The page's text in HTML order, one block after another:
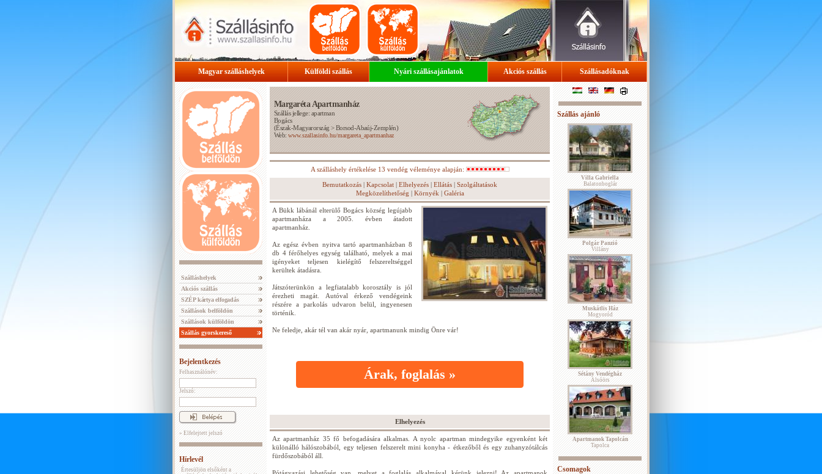
Magyar szálláshelyek Külföldi szállás Nyári szállásajánlatok Akciós szállás Szállásadóknak
Szálláshelyek
Akciós szállás
SZÉP kártya elfogadás
Szállások belföldön
Szállások külföldön
Szállás gyorskereső
Bejelentkezés
Felhasználónév:
Jelszó:
» Elfelejtett jelszó
Hírlevél
Értesüljön elsőként a
Margaréta Apartmanház
Szállás jellege: apartman
Bogács
(Észak-Magyarország >Borsod-Abaúj-Zemplén)
Web:www.szallasinfo.hu/margareta_apartmanhaz
A szálláshely értékelése 13 vendég véleménye alapján:
Bemutatkozás | Kapcsolat | Elhelyezés | Ellátás | Szolgáltatások
Megközelíthetőség | Környék | Galéria
A Bükk lábánál elterülő Bogács község legújabb
apartmanháza a 2005. évben átadott
apartmanház.
Az egész évben nyitva tartó apartmanházban 8
db 4 férőhelyes egység található, melyek a mai
igényeket teljesen kielégítő felszereltséggel
kerültek átadásra.
Játszóterünkön a legfiatalabb korosztály is jól
érezheti magát. Autóval érkező vendégeink
részére a parkolás udvaron belül, ingyenesen
történik.
Ne feledje, akár tél van akár nyár, apartmanunk mindig Önre vár!
Árak, foglalás »
Elhelyezés
Az apartmanház 35 fő befogadására alkalmas. A nyolc apartman mindegyike egyenként két
különálló hálószobából, egy teljesen felszerelt mini konyha - étkezőből és egy zuhanyzótálcás
fürdőszobából áll.
Szállás ajánló
Villa Gabriella
Balatonboglár
Polgár Panzió
Villány
Muskátlis Ház
Mogyoród
Sétány Vendégház
Alsóörs
Apartmanok Tapolcán
Tapolca
Csomagok